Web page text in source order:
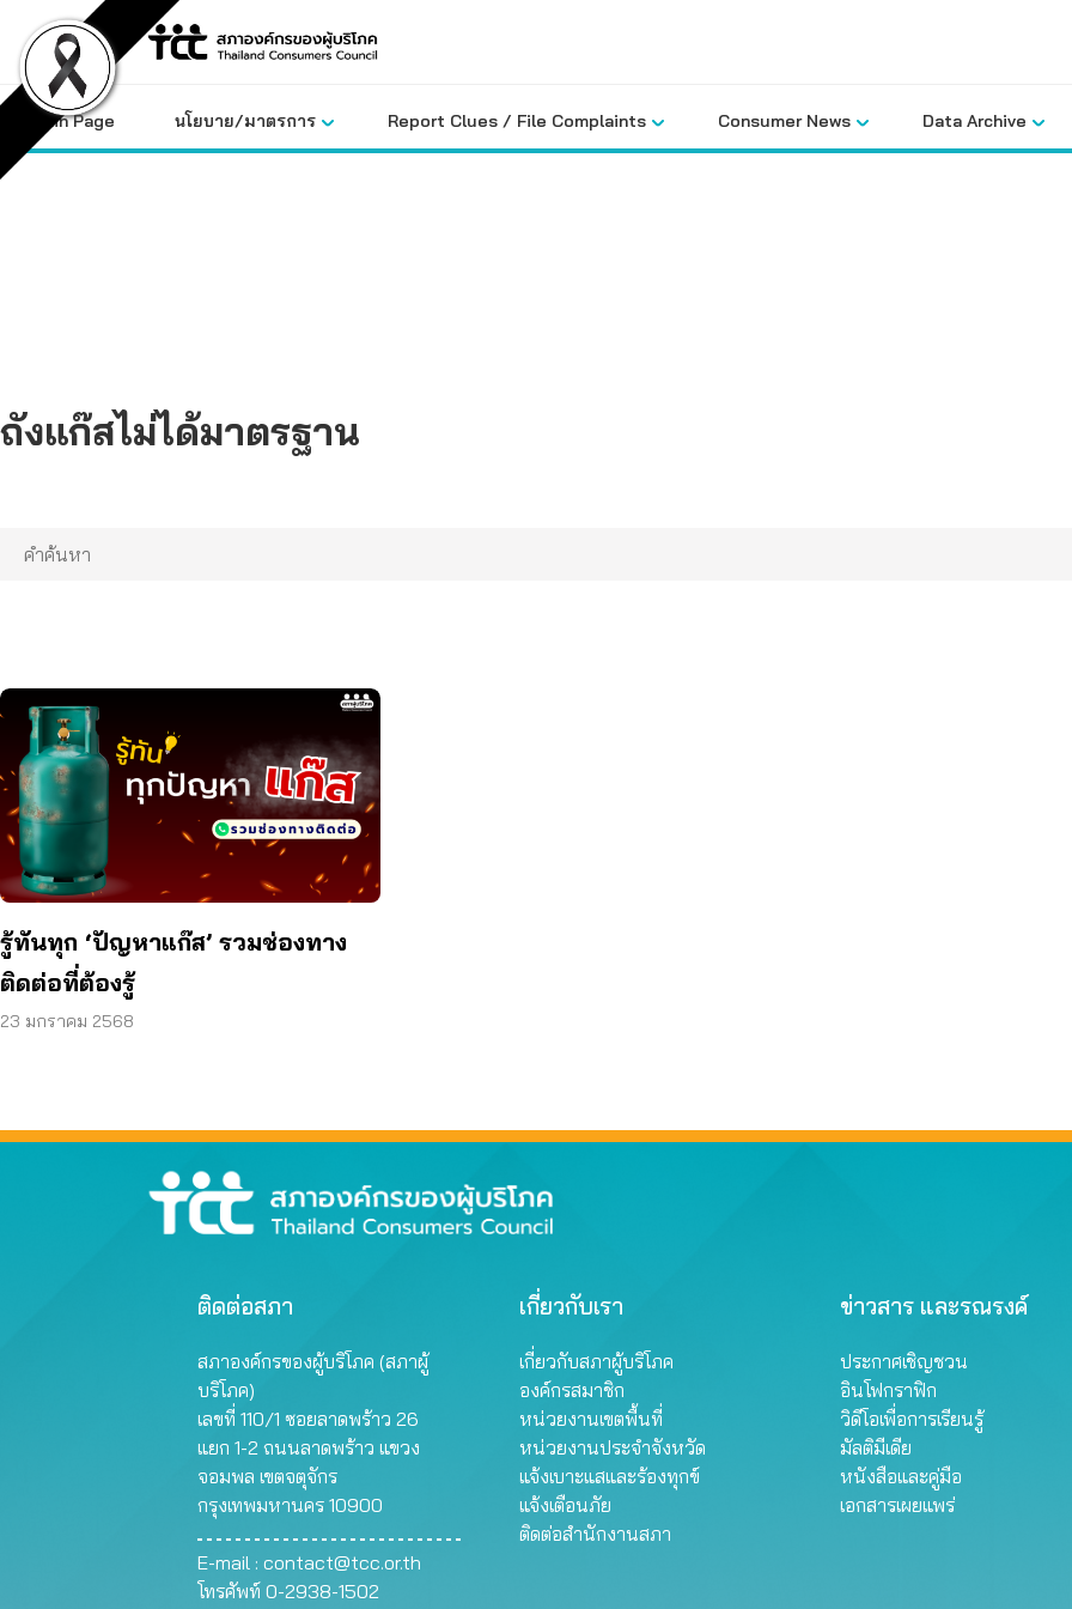
content
Main Page นโยบาย/มาตรการ Report Clues / File Complaints Consumer News Data Archive
ถังแก๊สไม่ได้มาตรฐาน
รู้ทันทุก ‘ปัญหาแก๊ส’ รวมช่องทาง
ติดต่อที่ต้องรู้
23 มกราคม 2568
ติดต่อสภา
สภาองค์กรของผู้บริโภค (สภาผู้
บริโภค)
เลขที่ 110/1 ซอยลาดพร้าว 26
แยก 1-2 ถนนลาดพร้าว แขวง
จอมพล เขตจตุจักร
กรุงเทพมหานคร 10900
E-mail : contact@tcc.or.th
โทรศัพท์ 0-2938-1502
เกี่ยวกับเรา
เกี่ยวกับสภาผู้บริโภค
องค์กรสมาชิก
หน่วยงานเขตพื้นที่
หน่วยงานประจำจังหวัด
แจ้งเบาะแสและร้องทุกข์
แจ้งเตือนภัย
ติดต่อสำนักงานสภา
ข่าวสาร และรณรงค์
ประกาศเชิญชวน
อินโฟกราฟิก
วิดีโอเพื่อการเรียนรู้
มัลติมีเดีย
หนังสือและคู่มือ
เอกสารเผยแพร่